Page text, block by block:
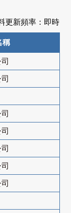
更新頻率：即時
稱